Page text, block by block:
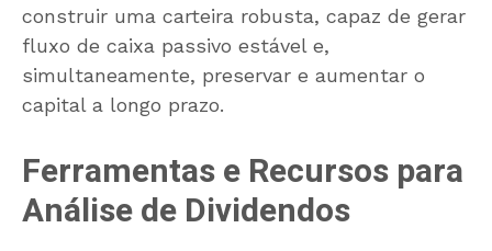
construir uma carteira robusta, capaz de gerar
fluxo de caixa passivo estável e,
simultaneamente, preservar e aumentar o
capital a longo prazo.
Ferramentas e Recursos para
Análise de Dividendos